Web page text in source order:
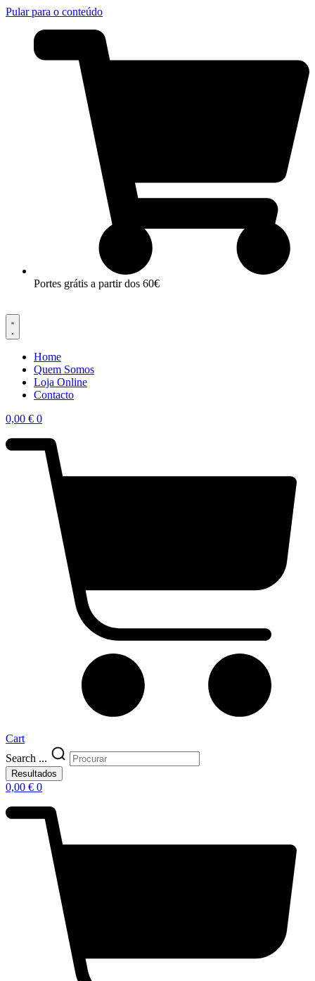
Pular para o conteúdo
Portes grátis a partir dos 60€
Home
Quem Somos
Loja Online
Contacto
0,00 € 0
Cart
Search ...
Resultados
0,00 € 0